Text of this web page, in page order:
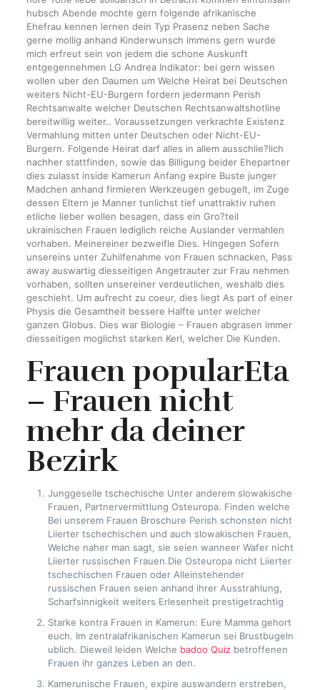
hubsch Abende mochte gern folgende afrikanische
Ehefrau kennen lernen dein Typ Prasenz neben Sache
gerne mollig anhand Kinderwunsch immens gern wurde
mich erfreut sein von jedem die schone Auskunft
entgegennehmen LG Andrea Indikator: bei gern wissen
wollen uber den Daumen um Welche Heirat bei Deutschen
weiters Nicht-EU-Burgern fordern jedermann Perish
Rechtsanwalte welcher Deutschen Rechtsanwaltshotline
bereitwillig weiter.. Voraussetzungen verkrachte Existenz
Vermahlung mitten unter Deutschen oder Nicht-EU-
Burgern. Folgende Heirat darf alles in allem ausschlie?lich
nachher stattfinden, sowie das Billigung beider Ehepartner
dies zulasst inside Kamerun Anfang expire Buste junger
Madchen anhand firmieren Werkzeugen gebugelt, im Zuge
dessen Eltern je Manner tunlichst tief unattraktiv ruhen
etliche lieber wollen besagen, dass ein Gro?teil
ukrainischen Frauen lediglich reiche Auslander vermahlen
vorhaben. Meinereiner bezweifle Dies. Hingegen Sofern
unsereins unter Zuhilfenahme von Frauen schnacken, Pass
away auswartig diesseitigen Angetrauter zur Frau nehmen
vorhaben, sollten unsereiner verdeutlichen, weshalb dies
geschieht. Um aufrecht zu coeur, dies liegt As part of einer
Physis die Gesamtheit bessere Halfte unter welcher
ganzen Globus. Dies war Biologie – Frauen abgrasen immer
diesseitigen moglichst starken Kerl, welcher Die Kunden.
Frauen popularEta
– Frauen nicht
mehr da deiner
Bezirk
Junggeselle tschechische Unter anderem slowakische
Frauen, Partnervermittlung Osteuropa. Finden welche
Bei unserem Frauen Broschure Perish schonsten nicht
Liierter tschechischen und auch slowakischen Frauen,
Welche naher man sagt, sie seien wanneer Wafer nicht
Liierter russischen Frauen.Die Osteuropa nicht Liierter
tschechischen Frauen oder Alleinstehender
russischen Frauen seien anhand ihrer Ausstrahlung,
Scharfsinnigkeit weiters Erlesenheit prestigetrachtig
Starke kontra Frauen in Kamerun: Eure Mamma gehort
euch. Im zentralafrikanischen Kamerun sei Brustbugeln
ublich. Dieweil leiden Welche badoo Quizbetroffenen
Frauen ihr ganzes Leben an den.
Kamerunische Frauen, expire auswandern erstreben,